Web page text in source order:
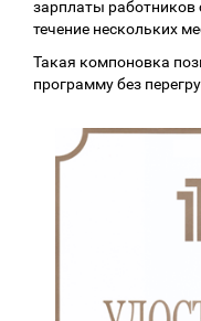
зарплаты
течение нескольких
Такая компоновка
программу без